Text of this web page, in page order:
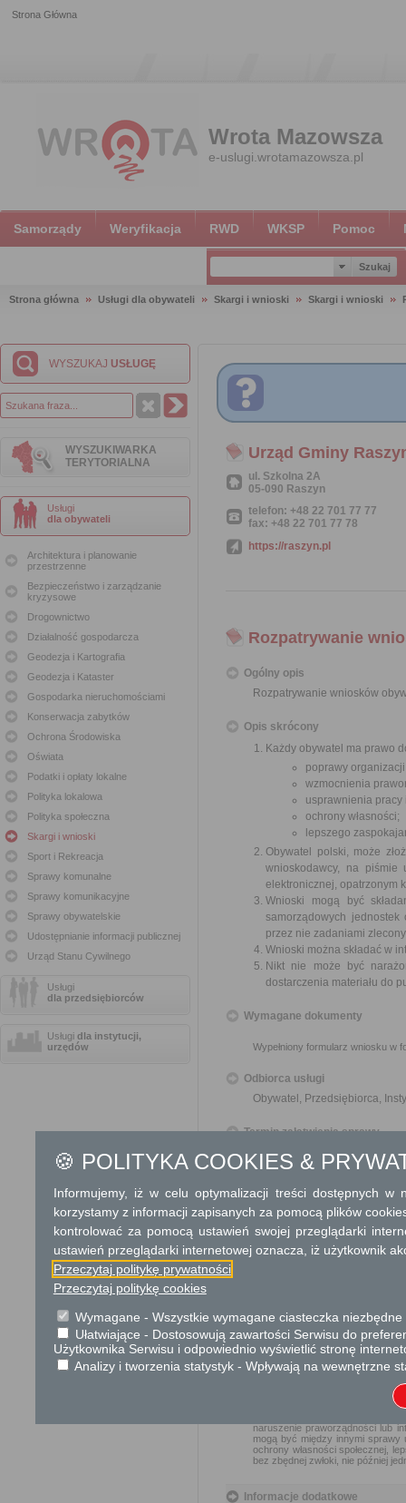
Strona Główna
Wrota Mazowsza
e-uslugi.wrotamazowsza.pl
Samorządy Weryfikacja RWD WKSP Pomoc
Strona główna Usługi dla obywateli Skargi i wnioski Skargi i wnioski
WYSZUKAJ USŁUGĘ
WYSZUKIWARKA
TERYTORIALNA
Usługi
dla obywateli
Architektura i planowanie
przestrzenne
Bezpieczeństwo i zarządzanie
kryzysowe
Drogownictwo
Działalność gospodarcza
Geodezja i Kartografia
Geodezja i Kataster
Gospodarka nieruchomościami
Konserwacja zabytków
Ochrona Środowiska
Oświata
Podatki i opłaty lokalne
Polityka lokalowa
Polityka społeczna
Skargi i wnioski
Sport i Rekreacja
Sprawy komunalne
Sprawy komunikacyjne
Sprawy obywatelskie
Udostępnianie informacji publicznej
Urząd Stanu Cywilnego
Usługi
dla przedsiębiorców
Usługi dla instytucji,
urzędów
Urząd Gminy
ul. Szkolna 2A
05-090 Raszyn
telefon: +48 22 701 77 77
fax: +48 22 701 77 78
https://raszyn.pl
Rozpatrywanie
Ogólny opis
Rozpatrywanie wniosków
Opis skrócony
Każdy obywatel ma prawo
poprawy
wzmocnienia
usprawnienia
ochrony własności;
lepszego
Obywatel polski, może
wnioskodawcy, na piśmie
elektronicznej, opatrzonym
Wnioski mogą być
samorządowych
przez nie zadaniami
Wnioski można składać w
Nikt nie może być
dostarczenia materiału do
Wymagane dokumenty
Wypełniony formularz wniosku w
Odbiorca usługi
Obywatel, Przedsiębiorca,
Termin załatwienia sprawy
O sposobie rozpatrzenia wniosku
Informacja
Dodatkowe
Opłata
Tryb odwoławczy
Brak
naruszenie praworządności lub
mogą być między innymi sprawy
ochrony własności społecznej,
bez zbędnej zwłoki, nie później
Informacje dodatkowe
🍪 POLITYKA COOKIES &
Informujemy, iż w celu optymalizacji treści dostępnych w
korzystamy z informacji zapisanych za pomocą plików
kontrolować za pomocą ustawień swojej przeglądarki
ustawień przeglądarki internetowej oznacza, iż użytkownik
Przeczytaj politykę prywatności
Przeczytaj politykę cookies
Wymagane - Wszystkie wymagane ciasteczka
Ułatwiające - Dostosowują zawartości Serwisu do
Użytkownika Serwisu i odpowiednio wyświetlić stronę
Analizy i tworzenia statystyk - Wpływają na wewnętrzne